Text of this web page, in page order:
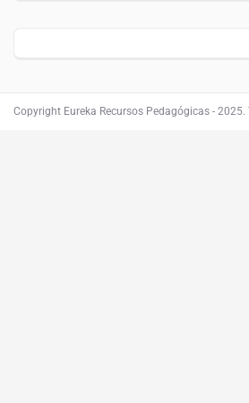
Copyright Eureka Recursos Pedagógicas -